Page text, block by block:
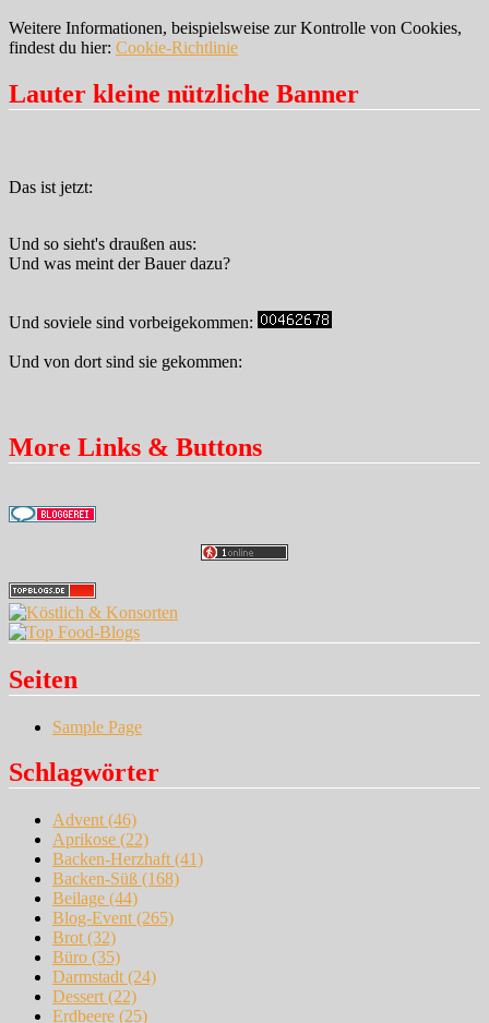
Weitere Informationen, beispielsweise zur Kontrolle von Cookies,
findest du hier: Cookie-Richtlinie
Lauter kleine nützliche Banner
Das ist jetzt:
Und so sieht's draußen aus:
Und was meint der Bauer dazu?
Und soviele sind vorbeigekommen:
Und von dort sind sie gekommen:
More Links & Buttons
Seiten
Sample Page
Schlagwörter
Advent (46)
Aprikose (22)
Backen-Herzhaft (41)
Backen-Süß (168)
Beilage (44)
Blog-Event (265)
Brot (32)
Büro (35)
Darmstadt (24)
Dessert (22)
Erdbeere (25)